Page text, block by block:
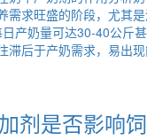
需求旺盛的阶段，尤其
产奶量可达30-40公斤
滞后于产奶需求，易出
剂是否影响